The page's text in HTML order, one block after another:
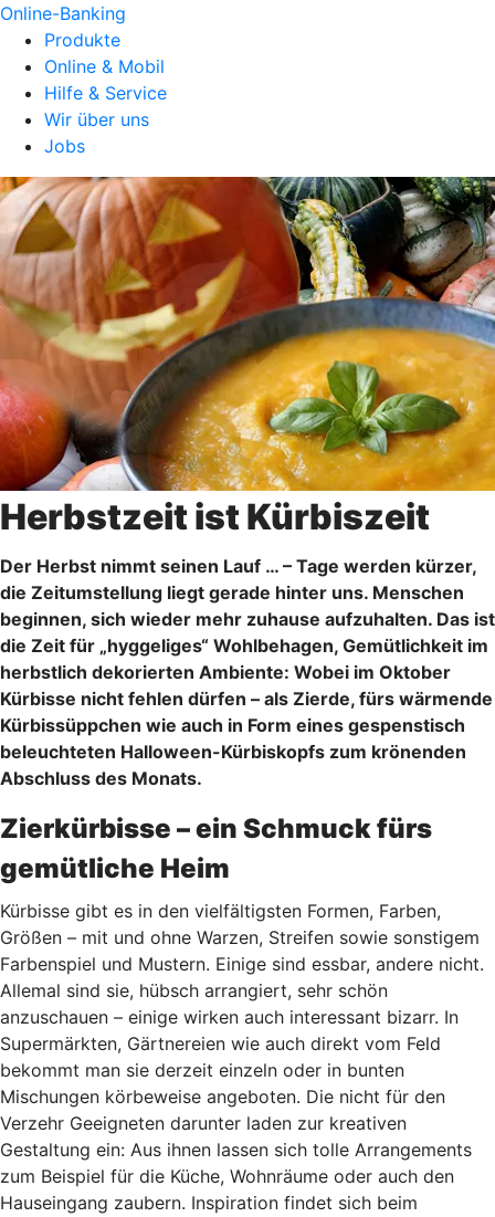
Online-Banking
Produkte
Online & Mobil
Hilfe & Service
Wir über uns
Jobs
Herbstzeit ist Kürbiszeit
Der Herbst nimmt seinen Lauf … – Tage werden kürzer,
die Zeitumstellung liegt gerade hinter uns. Menschen
beginnen, sich wieder mehr zuhause aufzuhalten. Das ist
die Zeit für „hyggeliges“ Wohlbehagen, Gemütlichkeit im
herbstlich dekorierten Ambiente: Wobei im Oktober
Kürbisse nicht fehlen dürfen – als Zierde, fürs wärmende
Kürbissüppchen wie auch in Form eines gespenstisch
beleuchteten Halloween-Kürbiskopfs zum krönenden
Abschluss des Monats.
Zierkürbisse – ein Schmuck fürs
gemütliche Heim
Kürbisse gibt es in den vielfältigsten Formen, Farben,
Größen – mit und ohne Warzen, Streifen sowie sonstigem
Farbenspiel und Mustern. Einige sind essbar, andere nicht.
Allemal sind sie, hübsch arrangiert, sehr schön
anzuschauen – einige wirken auch interessant bizarr. In
Supermärkten, Gärtnereien wie auch direkt vom Feld
bekommt man sie derzeit einzeln oder in bunten
Mischungen körbeweise angeboten. Die nicht für den
Verzehr Geeigneten darunter laden zur kreativen
Gestaltung ein: Aus ihnen lassen sich tolle Arrangements
zum Beispiel für die Küche, Wohnräume oder auch den
Hauseingang zaubern. Inspiration findet sich beim